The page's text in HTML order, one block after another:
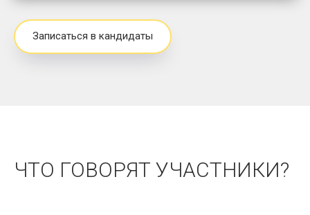
Записаться в кандидаты
ЧТО ГОВОРЯТ УЧАСТНИКИ?